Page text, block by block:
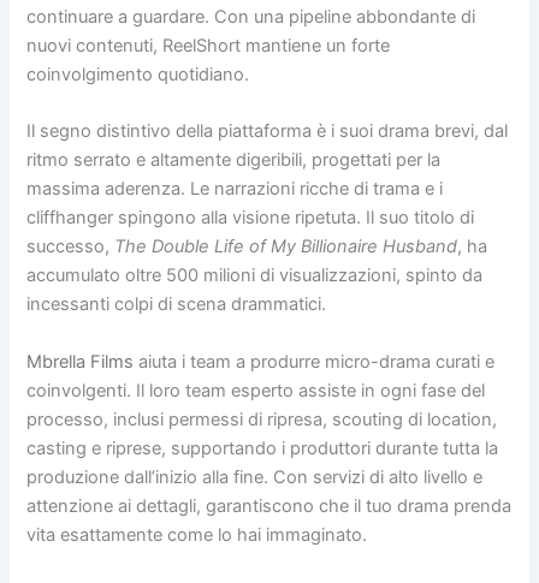
continuare a guardare. Con una pipeline abbondante di
nuovi contenuti, ReelShort mantiene un forte
coinvolgimento quotidiano.
Il segno distintivo della piattaforma è i suoi drama brevi, dal
ritmo serrato e altamente digeribili, progettati per la
massima aderenza. Le narrazioni ricche di trama e i
cliffhanger spingono alla visione ripetuta. Il suo titolo di
successo, The Double Life of My Billionaire Husband, ha
accumulato oltre 500 milioni di visualizzazioni, spinto da
incessanti colpi di scena drammatici.
Mbrella Films aiuta i team a produrre micro-drama curati e
coinvolgenti. Il loro team esperto assiste in ogni fase del
processo, inclusi permessi di ripresa, scouting di location,
casting e riprese, supportando i produttori durante tutta la
produzione dall’inizio alla fine. Con servizi di alto livello e
attenzione ai dettagli, garantiscono che il tuo drama prenda
vita esattamente come lo hai immaginato.